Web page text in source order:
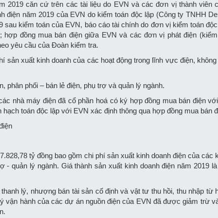
2019 căn cứ trên các tài liệu do EVN và các đơn vị thành viên
điện năm 2019 của EVN do kiểm toán độc lập (Công ty TNHH
kiểm toán của EVN, báo cáo tài chính do đơn vị kiểm toán
đồng mua bán điện giữa EVN và các đơn vị phát điện
yêu cầu của Đoàn kiểm tra.
sản xuất kinh doanh của các hoạt động trong lĩnh vực điện,
phân phối – bán lẻ điện, phụ trợ và quản lý ngành.
nhà máy điện đã cổ phần hoá có ký hợp đồng mua bán điện
toán độc lập với EVN xác định thông qua hợp đồng mua bán
tỷ đồng bao gồm chi phí sản xuất kinh doanh điện của các
- quản lý ngành. Giá thành sản xuất kinh doanh điện năm 2019
lý, nhượng bán tài sản cố định và vật tư thu hồi, thu nhập từ
vận hành của các dự án nguồn điện của EVN đã được giảm trừ